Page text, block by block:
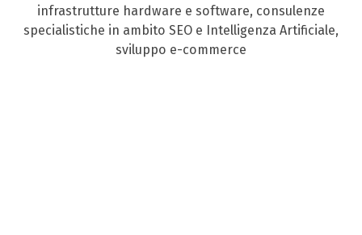
infrastrutture hardware e software, consulenze
specialistiche in ambito SEO e Intelligenza Artificiale,
sviluppo e-commerce